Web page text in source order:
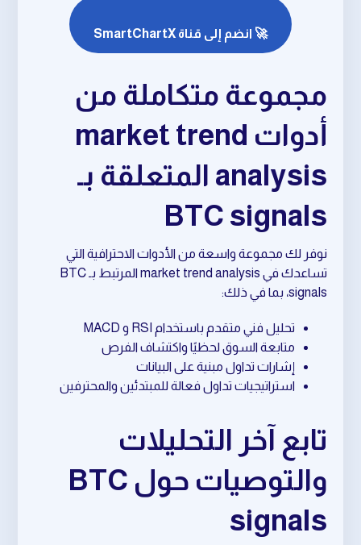
🚀 انضم إلى قناة SmartChartX
مجموعة متكاملة من
أدوات market trend
analysis المتعلقة بـ
BTC signals
نوفر لك مجموعة واسعة من الأدوات الاحترافية التي
تساعدك في market trend analysis المرتبط بـ BTC
signals، بما في ذلك:
تحليل فني متقدم باستخدام RSI و MACD
متابعة السوق لحظيًا واكتشاف الفرص
إشارات تداول مبنية على البيانات
استراتيجيات تداول فعالة للمبتدئين والمحترفين
تابع آخر التحليلات
والتوصيات حول BTC
signals